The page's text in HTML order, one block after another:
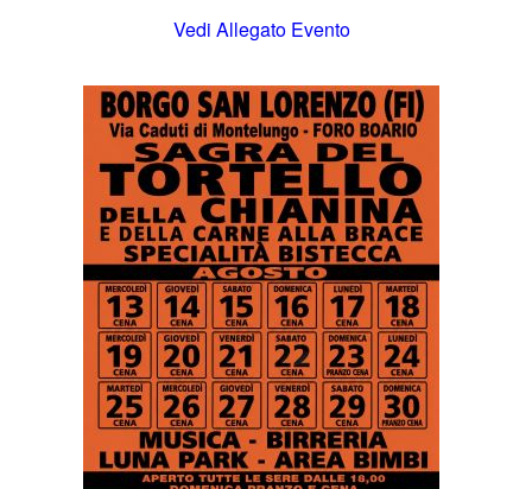
Vedi Allegato Evento